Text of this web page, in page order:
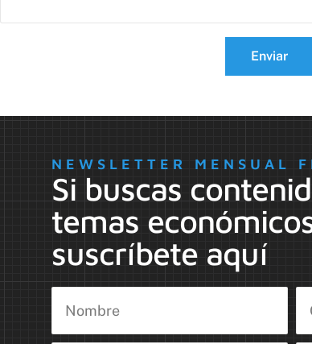
Enviar
NEWSLETTER MENSUAL
Si buscas
temas
suscríbete aquí